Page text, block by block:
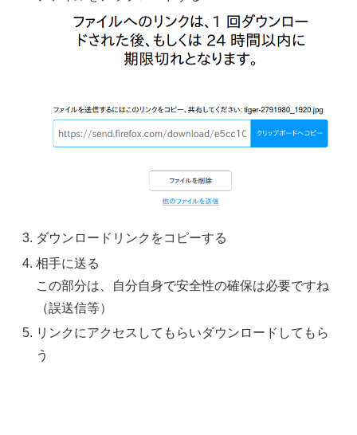
ダウンロードリンクをコピーする
相手に送る
この部分は、自分自身で安全性の確保は必要ですね
（誤送信等）
リンクにアクセスしてもらいダウンロードしてもら
う